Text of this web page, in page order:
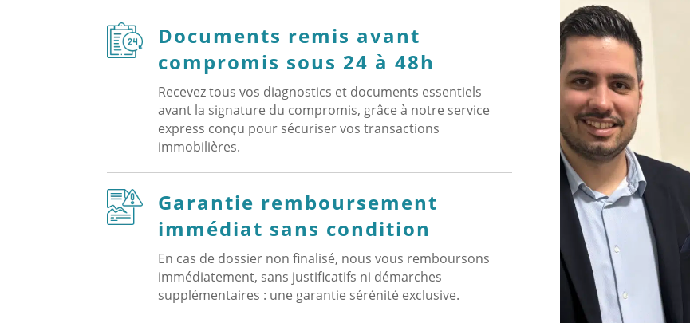
Documents remis avant
compromis sous 24 à 48h
Recevez tous vos diagnostics et documents essentiels
avant la signature du compromis, grâce à notre service
express conçu pour sécuriser vos transactions
immobilières.
Garantie remboursement
immédiat sans condition
En cas de dossier non finalisé, nous vous remboursons
immédiatement, sans justificatifs ni démarches
supplémentaires : une garantie sérénité exclusive.